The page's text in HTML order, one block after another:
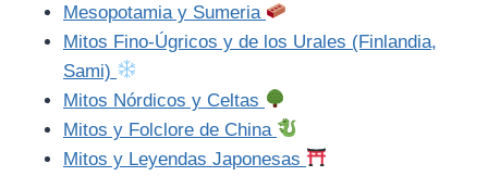
Mesopotamia y Sumeria
Mitos Fino-Úgricos y de los Urales (Finlandia,
Sami)
Mitos Nórdicos y Celtas
Mitos y Folclore de China
Mitos y Leyendas Japonesas